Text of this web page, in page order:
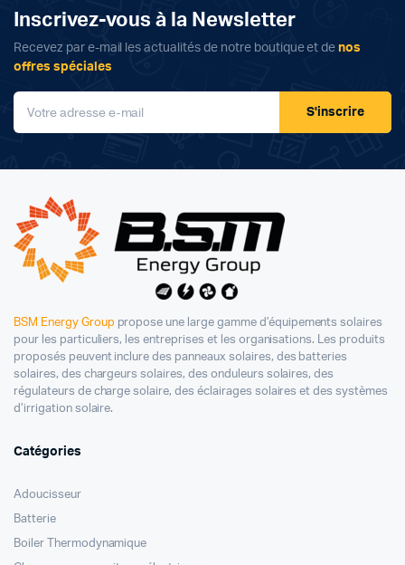
Inscrivez-vous à la Newsletter
Recevez par e-mail les actualités de notre boutique et denos
offres spéciales
S'inscrire
BSM Energy Group propose une large gamme d’équipements solaires
pour les particuliers, les entreprises et les organisations. Les produits
proposés peuvent inclure des panneaux solaires, des batteries
solaires, des chargeurs solaires, des onduleurs solaires, des
régulateurs de charge solaire, des éclairages solaires et des systèmes
d’irrigation solaire.
Catégories
Adoucisseur
Batterie
Boiler Thermodynamique